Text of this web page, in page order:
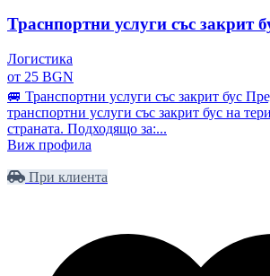
Траснпортни услуги със закрит
Логистика
от 25 BGN
🚐 Транспортни услуги със закрит бус
транспортни услуги със закрит бус на
страната. Подходящо за:...
Виж профила
При клиента